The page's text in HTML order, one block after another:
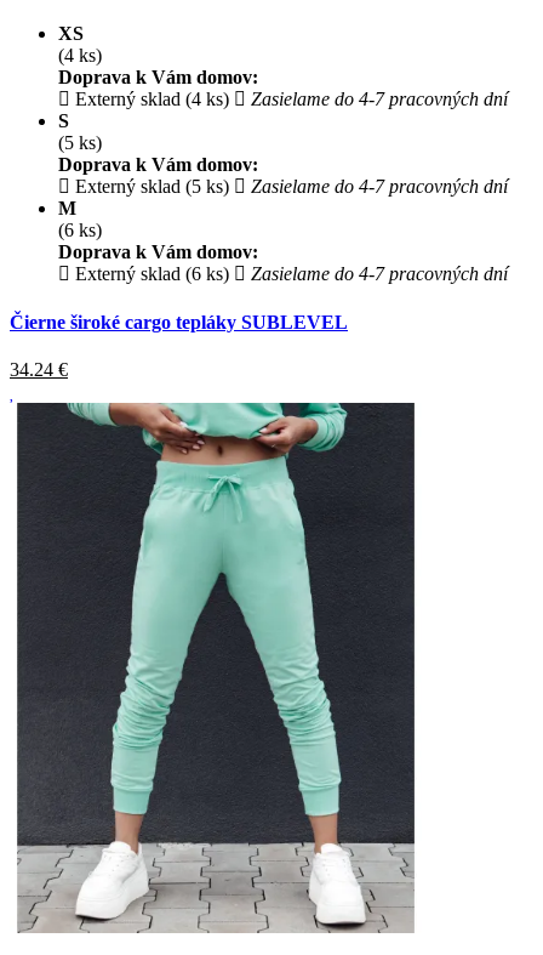
XS
(4 ks)
Doprava k Vám domov:
Externý sklad (4 ks)
Zasielame do 4-7 pracovných dní
S
(5 ks)
Doprava k Vám domov:
Externý sklad (5 ks)
Zasielame do 4-7 pracovných dní
M
(6 ks)
Doprava k Vám domov:
Externý sklad (6 ks)
Zasielame do 4-7 pracovných dní
Čierne široké cargo tepláky SUBLEVEL
34.24 €